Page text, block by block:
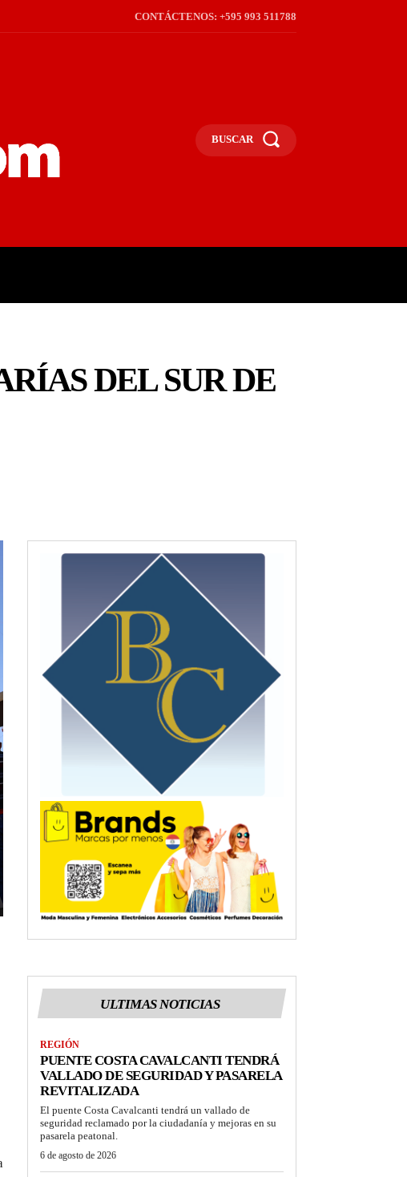
CONTÁCTENOS: +595 993 511788
BUSCAR
DEL SUR DE
ULTIMAS NOTICIAS
REGIÓN
PUENTE COSTA CAVALCANTI TENDRÁ
VALLADO DE SEGURIDAD Y PASARELA
REVITALIZADA
El puente Costa Cavalcanti tendrá un vallado de
seguridad reclamado por la ciudadanía y mejoras en su
pasarela peatonal.
6 de agosto de 2026